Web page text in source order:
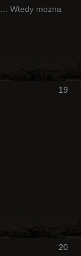
Wtedy mozna
19
20